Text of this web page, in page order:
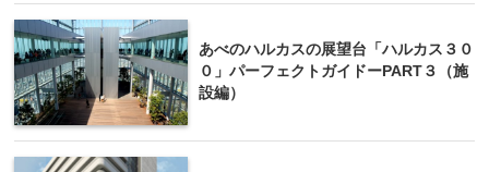
あべのハルカスの展望台「ハルカス３０
０」パーフェクトガイドーPART３（施
設編）